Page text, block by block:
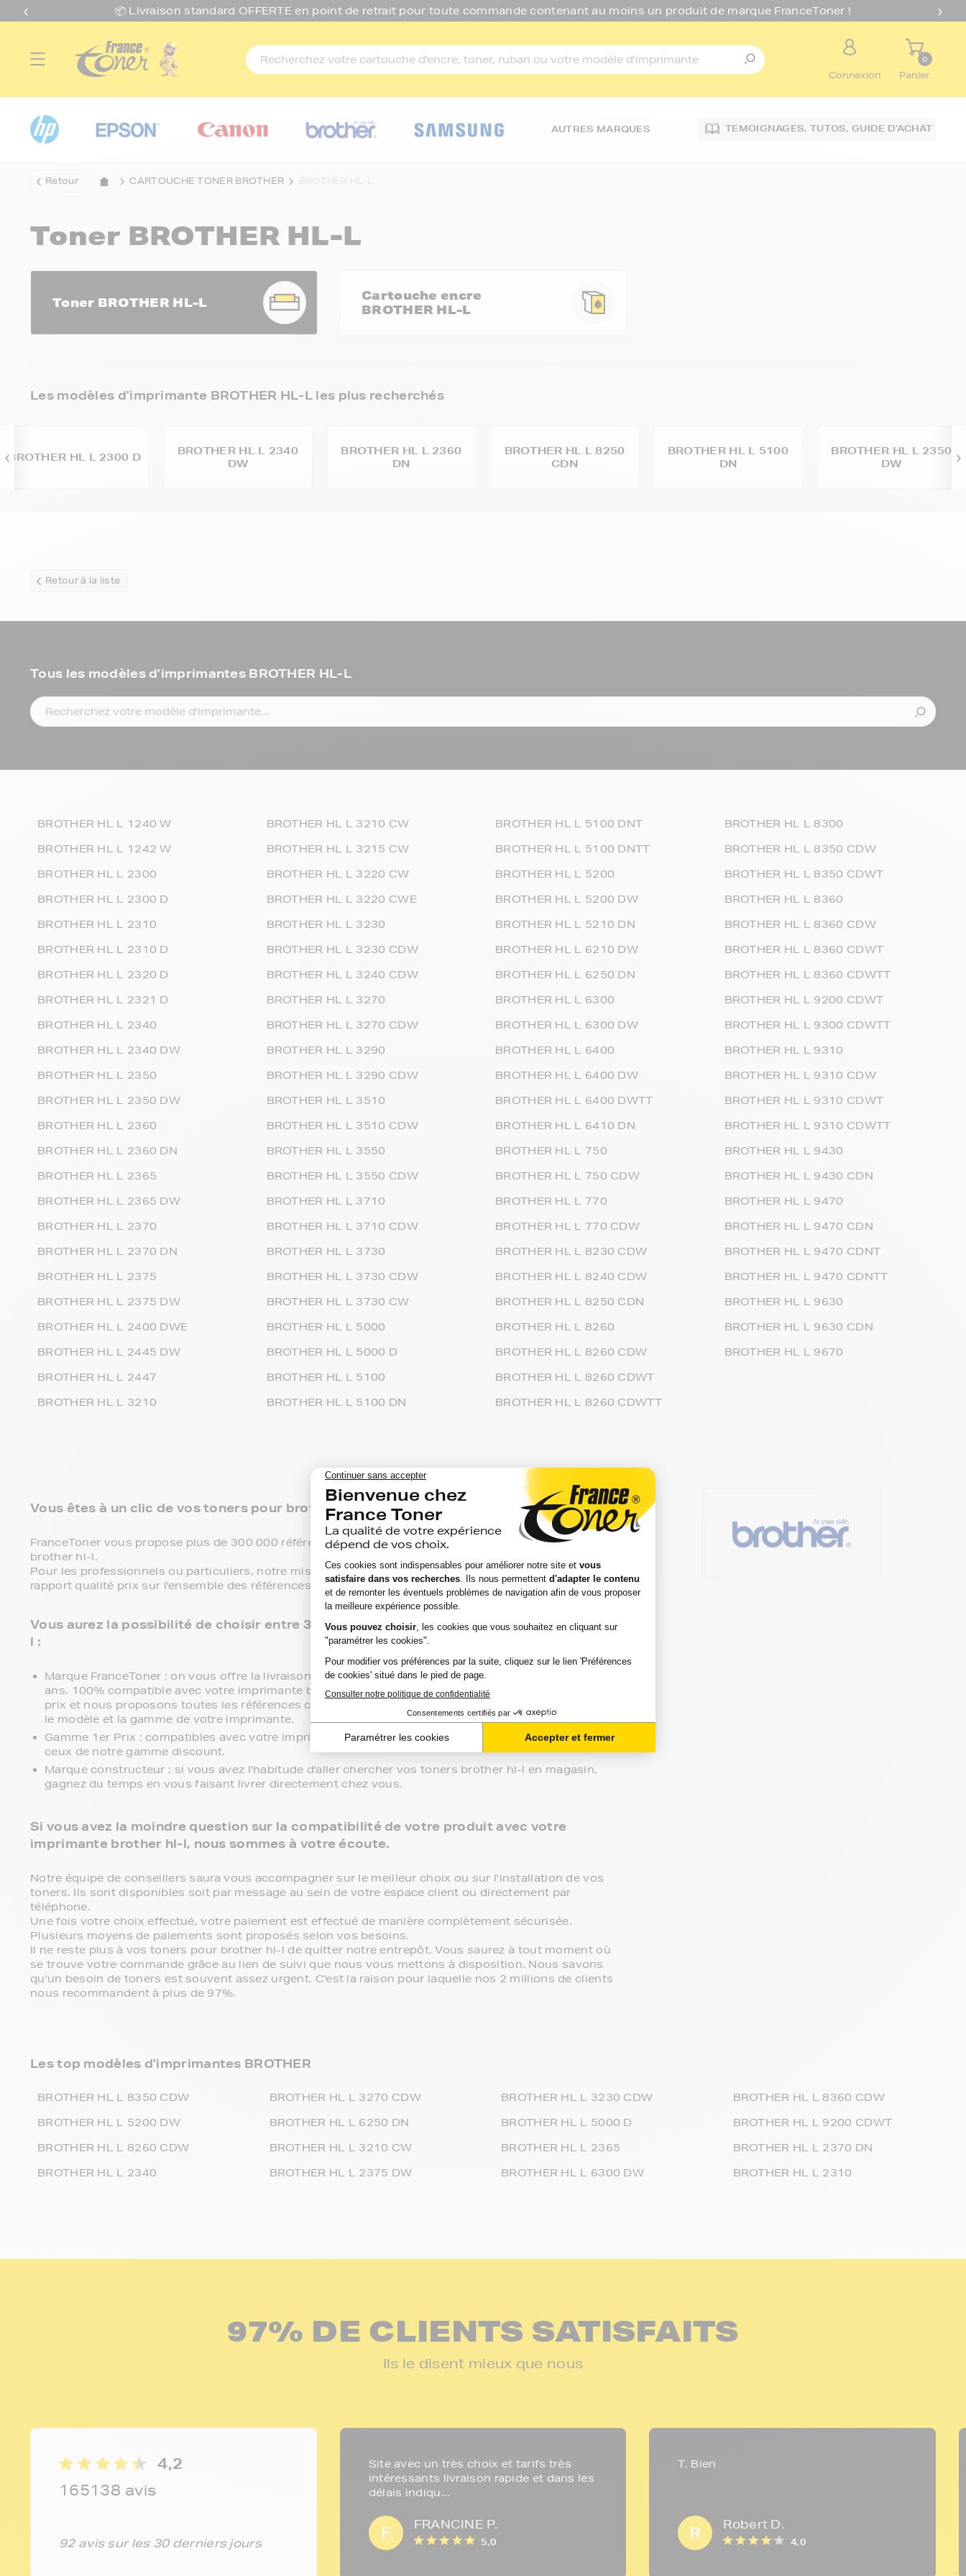
📦 Livraison standard OFFERTE en point de retrait pour toute commande contenant au moins un produit de marque FranceToner !
Connexion
0
Panier
AUTRES MARQUES TEMOIGNAGES, TUTOS,GUIDE D'ACHAT
Retour CARTOUCHE TONER BROTHER BROTHER HL-L
Toner BROTHER HL-L
Toner BROTHER HL-L
Cartouche encre
BROTHER HL-L
Les modèles d'imprimante BROTHER HL-L les plus recherchés
BROTHER HL L 2300 D
BROTHER HL L 2340
DW
BROTHER HL L 2360
DN
BROTHER HL L 8250
CDN
BROTHER HL L 5100
DN
BROTHER HL L 2350
DW
Retour à la liste
Tous les modèles d'imprimantes BROTHER HL-L
BROTHER HL L 1240 W
BROTHER HL L 1242 W
BROTHER HL L 2300
BROTHER HL L 2300 D
BROTHER HL L 2310
BROTHER HL L 2310 D
BROTHER HL L 2320 D
BROTHER HL L 2321 D
BROTHER HL L 2340
BROTHER HL L 2340 DW
BROTHER HL L 2350
BROTHER HL L 2350 DW
BROTHER HL L 2360
BROTHER HL L 2360 DN
BROTHER HL L 2365
BROTHER HL L 2365 DW
BROTHER HL L 2370
BROTHER HL L 2370 DN
BROTHER HL L 2375
BROTHER HL L 2375 DW
BROTHER HL L 2400 DWE
BROTHER HL L 2445 DW
BROTHER HL L 2447
BROTHER HL L 3210
BROTHER HL L 3210 CW
BROTHER HL L 3215 CW
BROTHER HL L 3220 CW
BROTHER HL L 3220 CWE
BROTHER HL L 3230
BROTHER HL L 3230 CDW
BROTHER HL L 3240 CDW
BROTHER HL L 3270
BROTHER HL L 3270 CDW
BROTHER HL L 3290
BROTHER HL L 3290 CDW
BROTHER HL L 3510
BROTHER HL L 3510 CDW
BROTHER HL L 3550
BROTHER HL L 3550 CDW
BROTHER HL L 3710
BROTHER HL L 3710 CDW
BROTHER HL L 3730
BROTHER HL L 3730 CDW
BROTHER HL L 3730 CW
BROTHER HL L 5000
BROTHER HL L 5000 D
BROTHER HL L 5100
BROTHER HL L 5100 DN
BROTHER HL L 5100 DNT
BROTHER HL L 5100 DNTT
BROTHER HL L 5200
BROTHER HL L 5200 DW
BROTHER HL L 5210 DN
BROTHER HL L 6210 DW
BROTHER HL L 6250 DN
BROTHER HL L 6300
BROTHER HL L 6300 DW
BROTHER HL L 6400
BROTHER HL L 6400 DW
BROTHER HL L 6400 DWTT
BROTHER HL L 6410 DN
BROTHER HL L 750
BROTHER HL L 750 CDW
BROTHER HL L 770
BROTHER HL L 770 CDW
BROTHER HL L 8230 CDW
BROTHER HL L 8240 CDW
BROTHER HL L 8250 CDN
BROTHER HL L 8260
BROTHER HL L 8260 CDW
BROTHER HL L 8260 CDWT
BROTHER HL L 8260 CDWTT
BROTHER HL L 8300
BROTHER HL L 8350 CDW
BROTHER HL L 8350 CDWT
BROTHER HL L 8360
BROTHER HL L 8360 CDW
BROTHER HL L 8360 CDWT
BROTHER HL L 8360 CDWTT
BROTHER HL L 9200 CDWT
BROTHER HL L 9300 CDWTT
BROTHER HL L 9310
BROTHER HL L 9310 CDW
BROTHER HL L 9310 CDWT
BROTHER HL L 9310 CDWTT
BROTHER HL L 9430
BROTHER HL L 9430 CDN
BROTHER HL L 9470
BROTHER HL L 9470 CDN
BROTHER HL L 9470 CDNT
BROTHER HL L 9470 CDNTT
BROTHER HL L 9630
BROTHER HL L 9630 CDN
BROTHER HL L 9670
Vous êtes à un clic de vos toners pour brother hl-l au prix le plus bas.
FranceToner vous propose plus de 300 000 références de toners dont les produits de votre imprimante
brother hl-l.
Pour les professionnels ou particuliers, notre mission reste la même depuis plus de 20 ans : le meilleur
rapport qualité prix sur l'ensemble des références brother hl-l.
Vous aurez la possibilité de choisir entre 3 niveaux de gamme pour vos toners brother hl-
l :
Marque FranceToner : on vous offre la livraison en point de retrait et tous les produits sont garantis 2
ans. 100% compatible avec votre imprimante brother hl-l, c'est le meilleur compromis entre qualité et
prix et nous proposons toutes les références compatibles, noir et couleur, en pack ou à l’unité, selon
le modèle et la gamme de votre imprimante.
Gamme 1er Prix : compatibles avec votre imprimante brother hl-l, ces produits sans marque sont
ceux de notre gamme discount.
Marque constructeur : si vous avez l'habitude d'aller chercher vos toners brother hl-l en magasin,
gagnez du temps en vous faisant livrer directement chez vous.
Si vous avez la moindre question sur la compatibilité de votre produit avec votre
imprimante brother hl-l, nous sommes à votre écoute.
Notre équipe de conseillers saura vous accompagner sur le meilleur choix ou sur l'installation de vos
toners. Ils sont disponibles soit par message au sein de votre espace client ou directement par
téléphone.
Une fois votre choix effectué, votre paiement est effectué de manière complètement sécurisée.
Plusieurs moyens de paiements sont proposés selon vos besoins.
Il ne reste plus à vos toners pour brother hl-l de quitter notre entrepôt. Vous saurez à tout moment où
se trouve votre commande grâce au lien de suivi que nous vous mettons à disposition. Nous savons
qu'un besoin de toners est souvent assez urgent. C'est la raison pour laquelle nos 2 millions de clients
nous recommandent à plus de 97%.
Les top modèles d’imprimantes BROTHER
BROTHER HL L 8350 CDW
BROTHER HL L 5200 DW
BROTHER HL L 8260 CDW
BROTHER HL L 2340
BROTHER HL L 3270 CDW
BROTHER HL L 6250 DN
BROTHER HL L 3210 CW
BROTHER HL L 2375 DW
BROTHER HL L 3230 CDW
BROTHER HL L 5000 D
BROTHER HL L 2365
BROTHER HL L 6300 DW
BROTHER HL L 8360 CDW
BROTHER HL L 9200 CDWT
BROTHER HL L 2370 DN
BROTHER HL L 2310
97% DE CLIENTS SATISFAITS
Ils le disent mieux que nous
4,2
165138 avis
92 avis sur les 30 derniers jours
Site avec un très choix et tarifs très
intéressants livraison rapide et dans les
délais indiqu...
F FRANCINE P.
5,0
T. Bien
R Robert D.
4,0